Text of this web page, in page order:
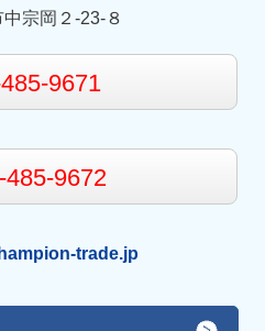
宗岡２-23-８
9671
485-9672
trade.jp